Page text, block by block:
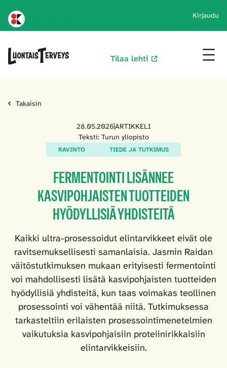
Kirjaudu
Tilaa lehti
Takaisin
28.05.2026ARTIKKELI
Teksti: Turun yliopisto
RAVINTO TIEDE JA TUTKIMUS
FERMENTOINTI LISÄNNEE
KASVIPOHJAISTEN TUOTTEIDEN
HYÖDYLLISIÄ YHDISTEITÄ
Kaikki ultra-prosessoidut elintarvikkeet eivät ole
ravitsemuksellisesti samanlaisia. Jasmin Raidan
väitöstutkimuksen mukaan erityisesti fermentointi
voi mahdollisesti lisätä kasvipohjaisten tuotteiden
hyödyllisiä yhdisteitä, kun taas voimakas teollinen
prosessointi voi vähentää niitä. Tutkimuksessa
tarkasteltiin erilaisten prosessointimenetelmien
vaikutuksia kasvipohjaisiin proteiinirikkaisiin
elintarvikkeisiin.